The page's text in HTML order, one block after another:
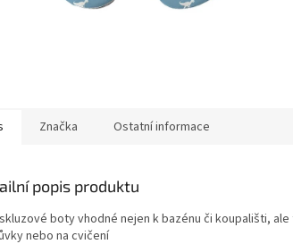
Značka Ostatní informace
popis produktu
boty vhodné nejen k bazénu či koupališti,
nebo na cvičení